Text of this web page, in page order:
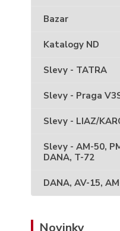
Bazar
Katalogy ND
Slevy - TATRA
Slevy - Praga
Slevy - LIAZ/
Slevy - AM-50,
DANA, T-72
DANA, AV-15,
Novinky